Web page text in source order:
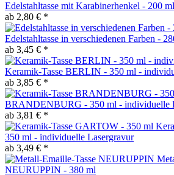
Edelstahltasse mit Karabinerhenkel - 200 ml
ab 2,80 € *
Edelstahltasse in verschiedenen Farben -
ab 3,45 € *
Keramik-Tasse BERLIN - 350 ml -
ab 3,85 € *
BRANDENBURG - 350 ml - individuelle
ab 3,81 € *
350 ml - individuelle Lasergravur
ab 3,49 € *
NEURUPPIN - 380 ml